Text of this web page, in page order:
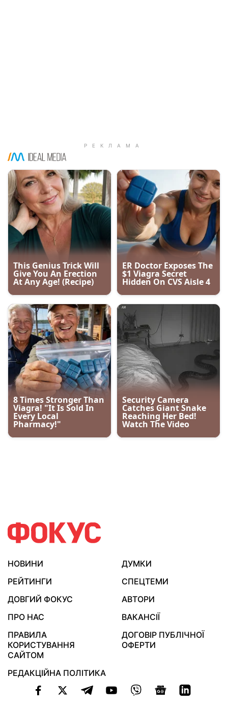
НОВИНИ
ДУМКИ
РЕЙТИНГИ
СПЕЦТЕМИ
ДОВГИЙ ФОКУС
АВТОРИ
ПРО НАС
ВАКАНСІЇ
ПРАВИЛА
КОРИСТУВАННЯ
САЙТОМ
ДОГОВІР ПУБЛІЧНОЇ
ОФЕРТИ
РЕДАКЦІЙНА ПОЛІТИКА